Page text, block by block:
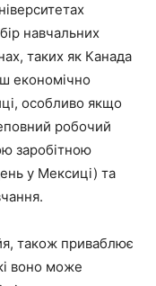
навчальних
таких як Канада
економічно
особливо якщо
робочий
заробітною
у Мексиці) та
також приваблює
воно може